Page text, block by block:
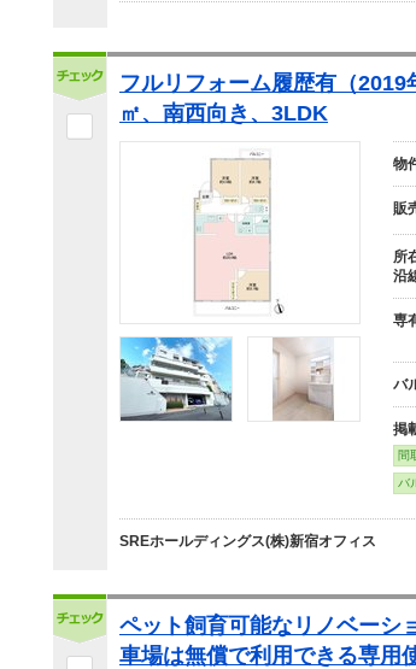
フルリフォーム履歴有（2019
㎡、南西向き、3LDK
物
販
所
沿
専
バ
掲
間
バ
SREホールディングス(株)新宿オフィス
ペット飼育可能なリノベーシ
車場は無償で利用できる専用